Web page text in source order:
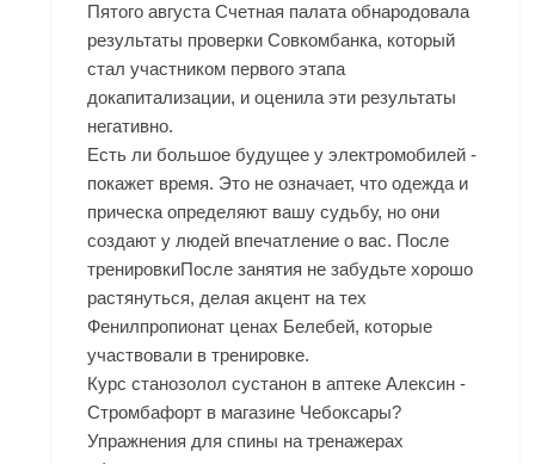
Пятого августа Счетная палата обнародовала
результаты проверки Совкомбанка, который
стал участником первого этапа
докапитализации, и оценила эти результаты
негативно.
Есть ли большое будущее у электромобилей -
покажет время. Это не означает, что одежда и
прическа определяют вашу судьбу, но они
создают у людей впечатление о вас. После
тренировкиПосле занятия не забудьте хорошо
растянуться, делая акцент на тех
Фенилпропионат ценах Белебей, которые
участвовали в тренировке.
Курс станозолол сустанон в аптеке Алексин -
Стромбафорт в магазине Чебоксары?
Упражнения для спины на тренажерах